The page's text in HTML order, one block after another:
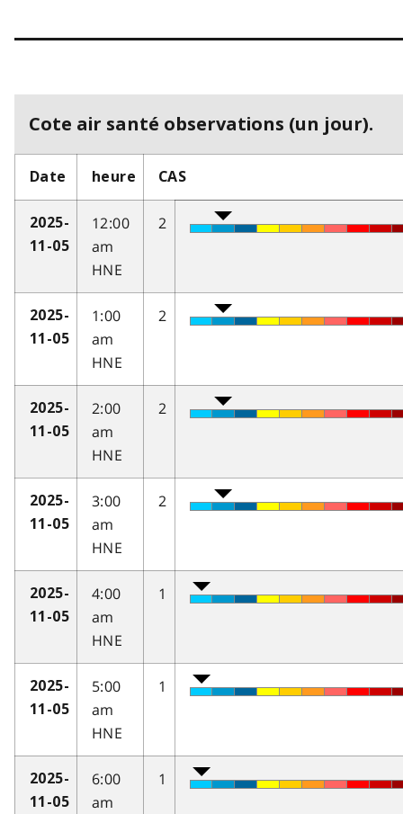
Cote air santé observations (un jour).
Date heure CAS
2025-
11-05
12:00
am
HNE
2
2025-
11-05
1:00
am
HNE
2
2025-
11-05
2:00
am
HNE
2
2025-
11-05
3:00
am
HNE
2
2025-
11-05
4:00
am
HNE
1
2025-
11-05
5:00
am
HNE
1
2025-
11-05
6:00
am
1